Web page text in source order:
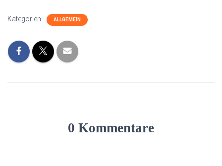
Kategorien: ALLGEMEIN
0 Kommentare